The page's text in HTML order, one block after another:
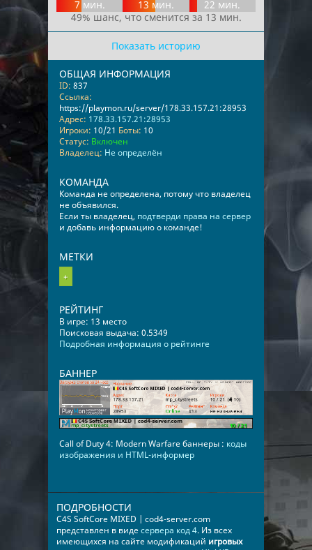
7 мин. 13 мин.
22 мин.
49% шанс, что сменится за 13 мин.
Показать историю
ОБЩАЯ ИНФОРМАЦИЯ
ID: 837
Ссылка:
https://playmon.ru/server/178.33.157.21:28953
Адрес: 178.33.157.21:28953
Игроки: 10/21 Боты: 10
Статус: Включен
Владелец: Не определён
КОМАНДА
Команда не определена, потому что владелец
не объявился.
Если ты владелец, подтверди права на сервер
и добавь информацию о команде!
МЕТКИ
+
РЕЙТИНГ
В игре: 13 место
Поисковая выдача: 0.5349
Подробная информация о рейтинге
БАННЕР
Call of Duty 4: Modern Warfare баннеры : коды
изображения и HTML-информер
ПОДРОБНОСТИ
C4S SoftCore MIXED | cod4-server.com
представлен в видесервера код 4. Из всех
имеющихся на сайте модификаций игровых